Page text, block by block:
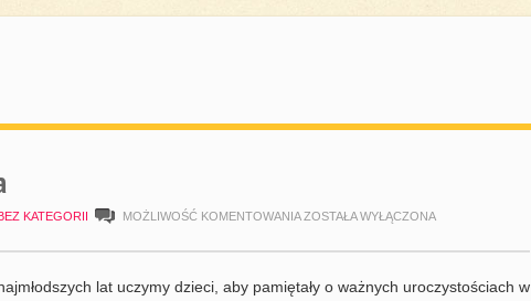
KATEGORII MOŻLIWOŚĆ KOMENTOWANIA DZIEŃ
ZOSTAŁA WYŁĄCZONA
lat uczymy dzieci, aby pamiętały o ważnych uroczystościach w